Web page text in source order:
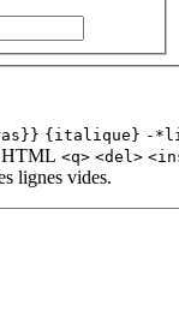
{italique} -
HTML <q> <del>
lignes vides.